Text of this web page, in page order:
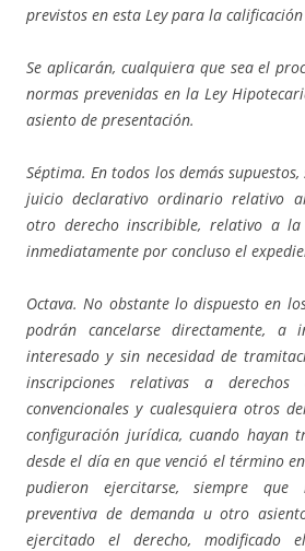
previstos en esta Ley para la
Se aplicarán, cualquiera que sea el
normas prevenidas en la Ley
asiento de presentación.
Séptima. En todos los demás
juicio declarativo ordinario relativo
otro derecho inscribible, relativo a
inmediatamente por concluso el
Octava. No obstante lo dispuesto en
podrán cancelarse directamente, a
interesado y sin necesidad de
inscripciones relativas a
convencionales y cualesquiera otros
configuración jurídica, cuando hayan
desde el día en que venció el término
pudieron ejercitarse, siempre que
preventiva de demanda u otro
ejercitado el derecho, modificado